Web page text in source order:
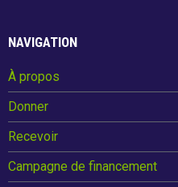
Partenaires de la
o
k
NAVIGATION
À propos
Donner
Recevoir
Campagne de financement